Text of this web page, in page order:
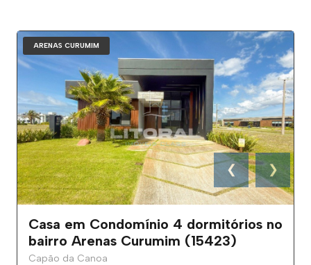
❮ ❯
ARENAS CURUMIM
Casa em Condomínio 4 dormitórios no
bairro Arenas Curumim (15423)
Capão da Canoa